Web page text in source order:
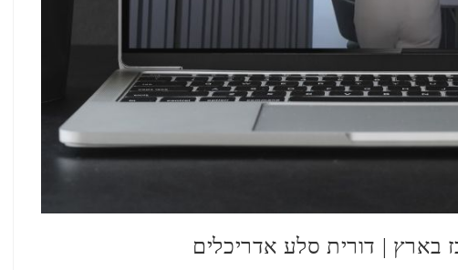
בארץ | דורית סלע אדריכלים